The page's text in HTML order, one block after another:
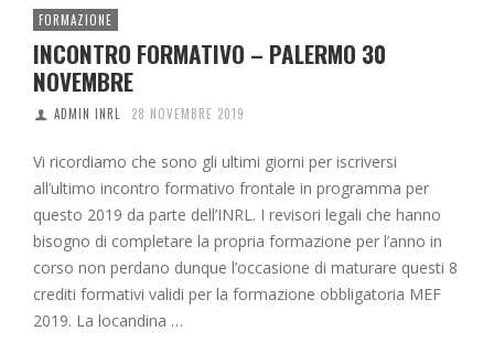
FORMAZIONE
INCONTRO FORMATIVO – PALERMO 30
NOVEMBRE
ADMIN INRL 28 NOVEMBRE 2019
Vi ricordiamo che sono gli ultimi giorni per iscriversi
all’ultimo incontro formativo frontale in programma per
questo 2019 da parte dell’INRL. I revisori legali che hanno
bisogno di completare la propria formazione per l’anno in
corso non perdano dunque l’occasione di maturare questi 8
crediti formativi validi per la formazione obbligatoria MEF
2019. La locandina …